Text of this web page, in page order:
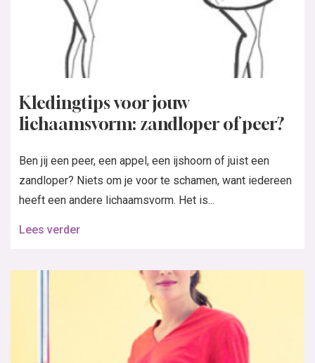
Kledingtips voor jouw
lichaamsvorm: zandloper of peer?
Ben jij een peer, een appel, een ijshoorn of juist een
zandloper? Niets om je voor te schamen, want iedereen
heeft een andere lichaamsvorm. Het is...
Lees verder